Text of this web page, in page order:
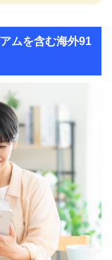
ムを含む海外91